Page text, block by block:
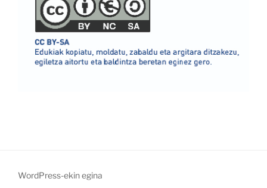
WordPress-ekin egina